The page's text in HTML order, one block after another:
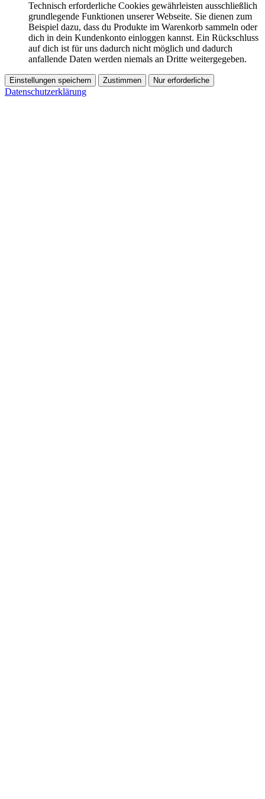
Technisch erforderliche Cookies gewährleisten ausschließlich
grundlegende Funktionen unserer Webseite. Sie dienen zum
Beispiel dazu, dass du Produkte im Warenkorb sammeln oder
dich in dein Kundenkonto einloggen kannst. Ein Rückschluss
auf dich ist für uns dadurch nicht möglich und dadurch
anfallende Daten werden niemals an Dritte weitergegeben.
Einstellungen speichern Zustimmen Nur erforderliche
Datenschutzerklärung